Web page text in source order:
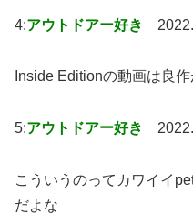
4:アウトドアー好き
Inside Editionの動画は良
5:アウトドアー好き
こういうのってカワイイ
だよな